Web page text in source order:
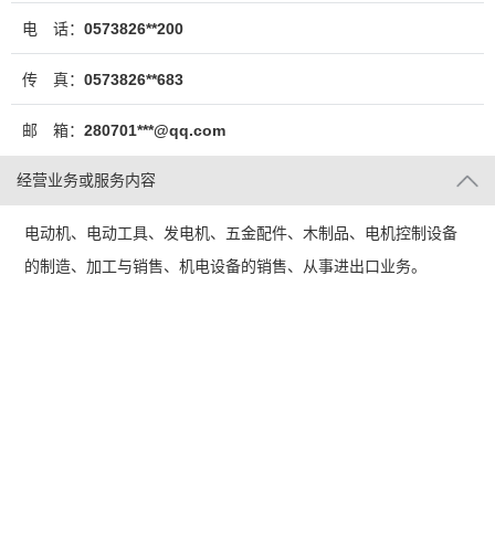
电 话： 0573826**200
传 真： 0573826**683
邮 箱： 280701***@qq.com
经营业务或服务内容
电动机、电动工具、发电机、五金配件、木制品、电机控制设备
的制造、加工与销售、机电设备的销售、从事进出口业务。